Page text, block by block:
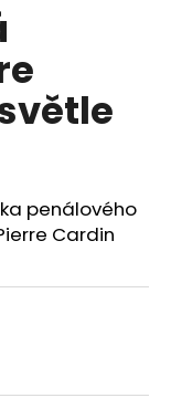
penálového
Cardin